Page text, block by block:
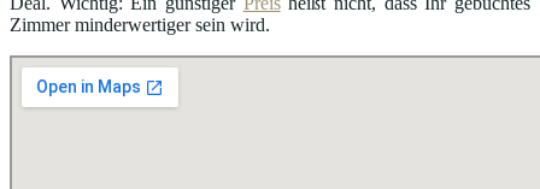
Zimmer minderwertiger sein wird.